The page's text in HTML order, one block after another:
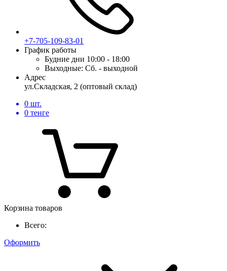
+7-705-109-83-01
График работы
Будние дни 10:00 - 18:00
Выходные: Сб. - выходной
Адрес
ул.Складская, 2 (оптовый склад)
0 шт.
0 тенге
Корзина товаров
Всего:
Оформить